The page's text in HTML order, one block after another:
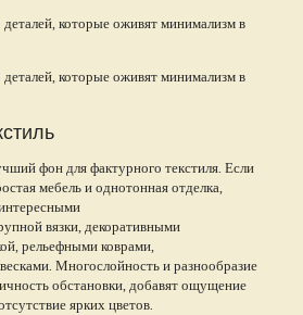
фон для фактурного текстиля. Если
мебель и однотонная отделка,
вязки, декоративными
рельефными коврами,
Многослойность и разнообразие
обстановки, добавят ощущение
ярких цветов.